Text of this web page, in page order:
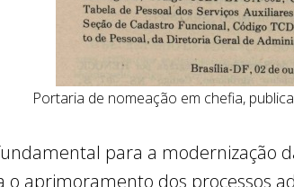
Portaria de nomeação em chefia,
para a modernização
aprimoramento dos processos